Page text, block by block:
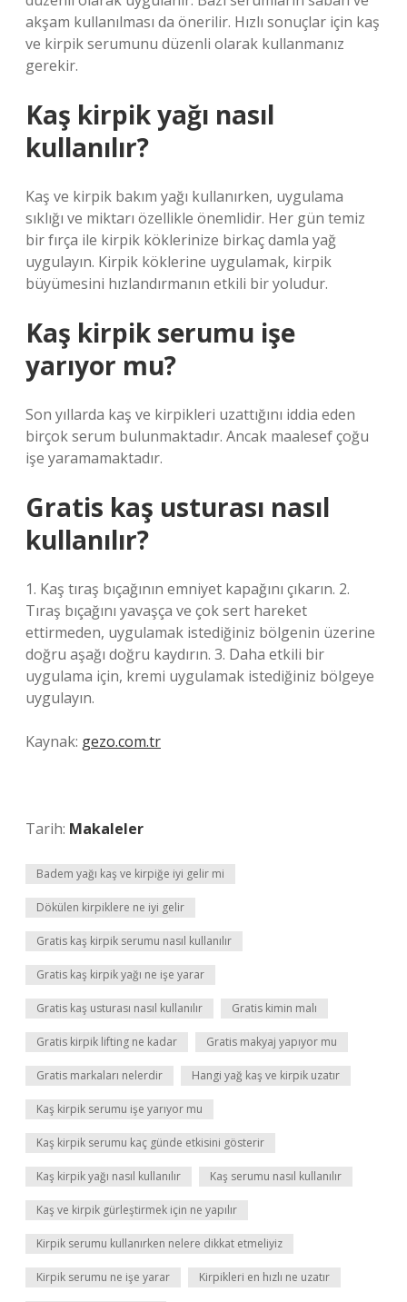
akşam kullanılması da önerilir. Hızlı sonuçlar için kaş
ve kirpik serumunu düzenli olarak kullanmanız
gerekir.
Kaş kirpik yağı nasıl
kullanılır?
Kaş ve kirpik bakım yağı kullanırken, uygulama
sıklığı ve miktarı özellikle önemlidir. Her gün temiz
bir fırça ile kirpik köklerinize birkaç damla yağ
uygulayın. Kirpik köklerine uygulamak, kirpik
büyümesini hızlandırmanın etkili bir yoludur.
Kaş kirpik serumu işe
yarıyor mu?
Son yıllarda kaş ve kirpikleri uzattığını iddia eden
birçok serum bulunmaktadır. Ancak maalesef çoğu
işe yaramamaktadır.
Gratis kaş usturası nasıl
kullanılır?
1. Kaş tıraş bıçağının emniyet kapağını çıkarın. 2.
Tıraş bıçağını yavaşça ve çok sert hareket
ettirmeden, uygulamak istediğiniz bölgenin üzerine
doğru aşağı doğru kaydırın. 3. Daha etkili bir
uygulama için, kremi uygulamak istediğiniz bölgeye
uygulayın.
Kaynak: gezo.com.tr
Tarih: Makaleler
Badem yağı kaş ve kirpiğe iyi gelir mi
Dökülen kirpiklere ne iyi gelir
Gratis kaş kirpik serumu nasıl kullanılır
Gratis kaş kirpik yağı ne işe yarar
Gratis kaş usturası nasıl kullanılır Gratis kimin malı
Gratis kirpik lifting ne kadar Gratis makyaj yapıyor mu
Gratis markaları nelerdir Hangi yağ kaş ve kirpik uzatır
Kaş kirpik serumu işe yarıyor mu
Kaş kirpik serumu kaç günde etkisini gösterir
Kaş kirpik yağı nasıl kullanılır Kaş serumu nasıl kullanılır
Kaş ve kirpik gürleştirmek için ne yapılır
Kirpik serumu kullanırken nelere dikkat etmeliyiz
Kirpik serumu ne işe yarar Kirpikleri en hızlı ne uzatır